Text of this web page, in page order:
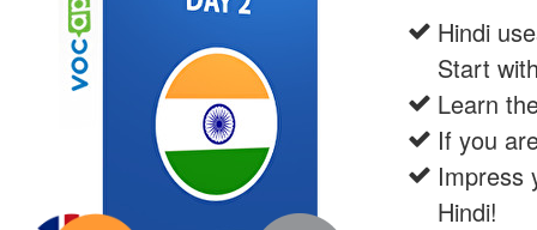
Hindi
Start
Learn
If you
Impress
Hindi!